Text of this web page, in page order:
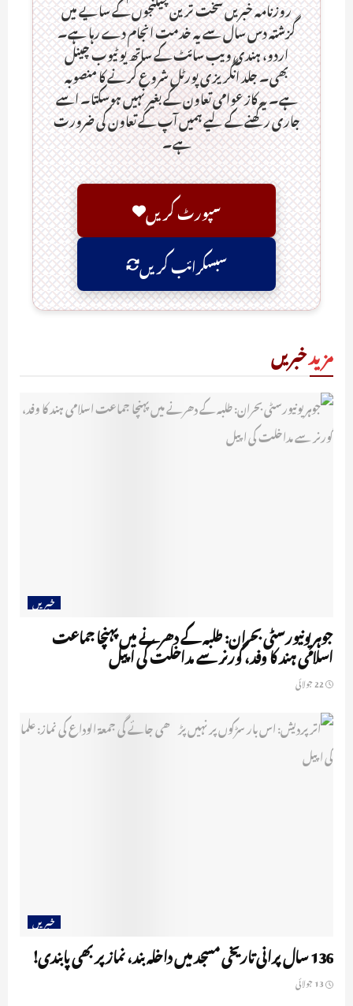
روزنامہ خبریں سخت ترین چیلنجوں کے سایے میں
گزشتہ دس سال سے یہ خدمت انجام دے رہا ہے۔
اردو، ہندی ویب سائٹ کے ساتھ یو ٹیوب چینل
بھی۔ جلد انگریزی پورٹل شروع کرنے کا منصوبہ
ہے۔ یہ کاز عوامی تعاون کے بغیر نہیں ہوسکتا۔ اسے
جاری رکھنے کے لیے ہمیں آپ کے تعاون کی ضرورت
ہے۔
سپورٹ کریں
سبسکرائب کریں
مزیدخبریں
خبریں
جوہر یونیورسٹی بحران: طلبہ کے دھرنے میں پہنچا جماعت
اسلامی ہند کا وفد، گورنر سے مداخلت کی اپیل
خبریں
136 سال پرانی تاریخی مسجد میں داخلہ بند، نماز پر بھی پابندی!